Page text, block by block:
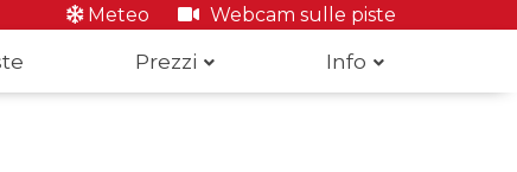
Meteo Webcam sulle piste
Prezzi Info